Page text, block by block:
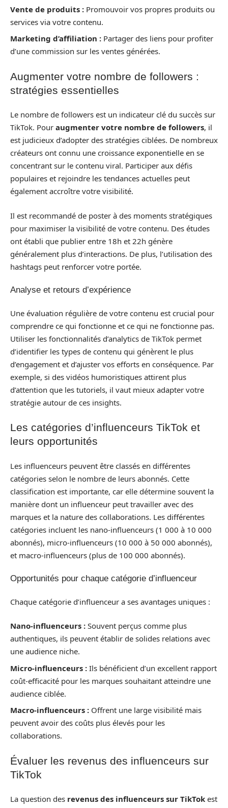
Vente de produits : Promouvoir vos propres produits ou
services via votre contenu.
Marketing d’affiliation : Partager des liens pour profiter
d’une commission sur les ventes générées.
Augmenter votre nombre de followers :
stratégies essentielles
Le nombre de followers est un indicateur clé du succès sur
TikTok. Pour augmenter votre nombre de followers, il
est judicieux d’adopter des stratégies ciblées. De nombreux
créateurs ont connu une croissance exponentielle en se
concentrant sur le contenu viral. Participer aux défis
populaires et rejoindre les tendances actuelles peut
également accroître votre visibilité.
Il est recommandé de poster à des moments stratégiques
pour maximiser la visibilité de votre contenu. Des études
ont établi que publier entre 18h et 22h génère
généralement plus d’interactions. De plus, l’utilisation des
hashtags peut renforcer votre portée.
Analyse et retours d’expérience
Une évaluation régulière de votre contenu est crucial pour
comprendre ce qui fonctionne et ce qui ne fonctionne pas.
Utiliser les fonctionnalités d’analytics de TikTok permet
d’identifier les types de contenu qui génèrent le plus
d’engagement et d’ajuster vos efforts en conséquence. Par
exemple, si des vidéos humoristiques attirent plus
d’attention que les tutoriels, il vaut mieux adapter votre
stratégie autour de ces insights.
Les catégories d’influenceurs TikTok et
leurs opportunités
Les influenceurs peuvent être classés en différentes
catégories selon le nombre de leurs abonnés. Cette
classification est importante, car elle détermine souvent la
manière dont un influenceur peut travailler avec des
marques et la nature des collaborations. Les différentes
catégories incluent les nano-influenceurs (1 000 à 10 000
abonnés), micro-influenceurs (10 000 à 50 000 abonnés),
et macro-influenceurs (plus de 100 000 abonnés).
Opportunités pour chaque catégorie d’influenceur
Chaque catégorie d’influenceur a ses avantages uniques :
Nano-influenceurs : Souvent perçus comme plus
authentiques, ils peuvent établir de solides relations avec
une audience niche.
Micro-influenceurs : Ils bénéficient d’un excellent rapport
coût-efficacité pour les marques souhaitant atteindre une
audience ciblée.
Macro-influenceurs : Offrent une large visibilité mais
peuvent avoir des coûts plus élevés pour les
collaborations.
Évaluer les revenus des influenceurs sur
TikTok
La question des revenus des influenceurs sur TikTok est